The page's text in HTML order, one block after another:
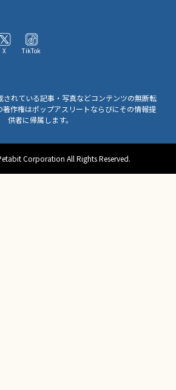
X TikTok
されている記事・写真などコンテンツの無断転
著作権はポップアスリートならびにその情報提
供者に帰属します。
Corporation All Rights Reserved.